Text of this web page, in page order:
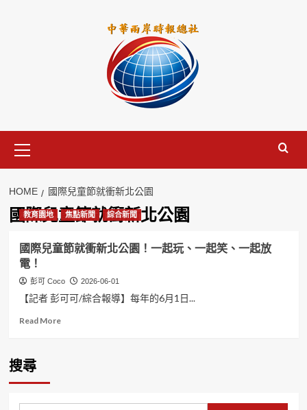
Menu
HOME 國際兒童節就衝新北公園
國際兒童節就衝新北公園
教育園地 焦點新聞 綜合新聞
國際兒童節就衝新北公園！一起玩、一起笑、一起放
電！
彭可 Coco 2026-06-01
【記者 彭可可/綜合報導】每年的6月1日...
Read MoreRead
搜尋